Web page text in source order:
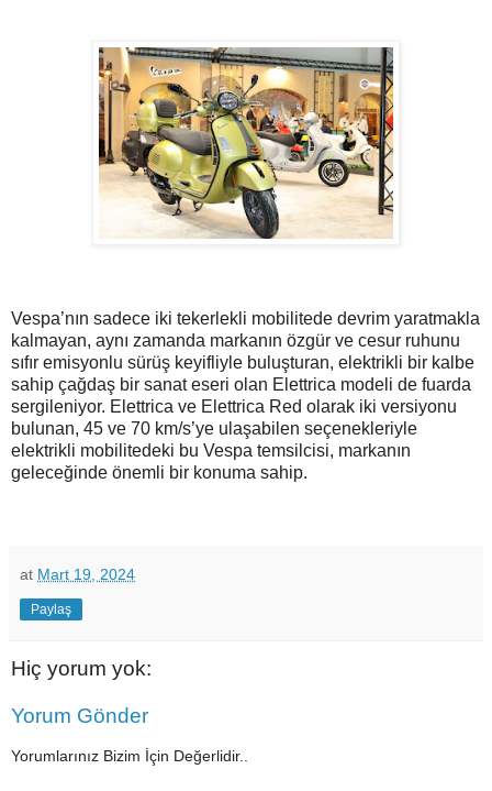
Vespa’nın sadece iki tekerlekli mobilitede devrim yaratmakla
kalmayan, aynı zamanda markanın özgür ve cesur ruhunu
sıfır emisyonlu sürüş keyifliyle buluşturan, elektrikli bir kalbe
sahip çağdaş bir sanat eseri olan Elettrica modeli de fuarda
sergileniyor. Elettrica ve Elettrica Red olarak iki versiyonu
bulunan, 45 ve 70 km/s’ye ulaşabilen seçenekleriyle
elektrikli mobilitedeki bu Vespa temsilcisi, markanın
geleceğinde önemli bir konuma sahip.
at Mart 19, 2024
Paylaş
Hiç yorum yok:
Yorum Gönder
Yorumlarınız Bizim İçin Değerlidir..